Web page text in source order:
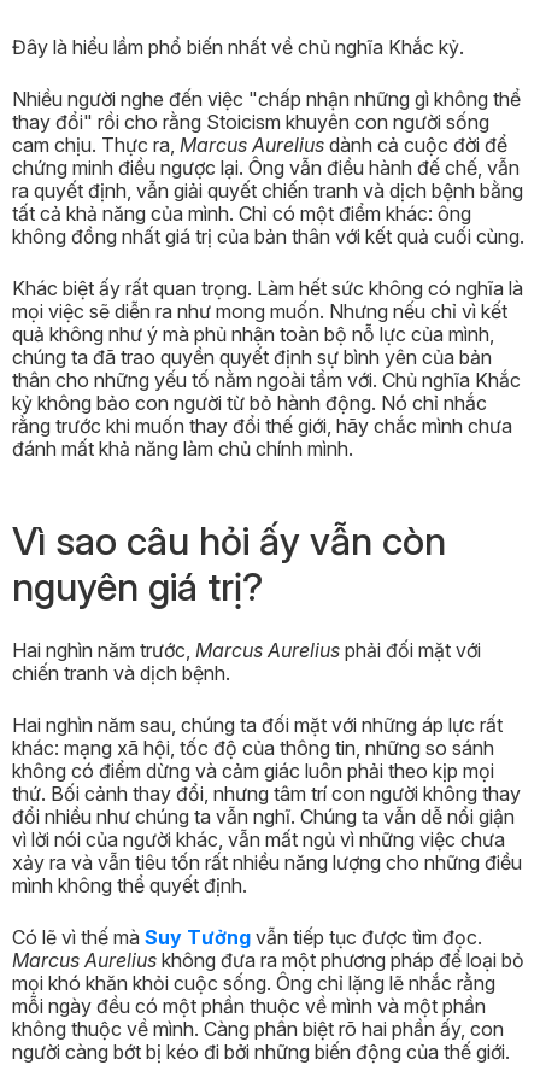
Đây là hiểu lầm phổ biến nhất về chủ nghĩa Khắc kỷ.
Nhiều người nghe đến việc "chấp nhận những gì không thể
thay đổi" rồi cho rằng Stoicism khuyên con người sống
cam chịu. Thực ra, Marcus Aurelius dành cả cuộc đời để
chứng minh điều ngược lại. Ông vẫn điều hành đế chế, vẫn
ra quyết định, vẫn giải quyết chiến tranh và dịch bệnh bằng
tất cả khả năng của mình. Chỉ có một điểm khác: ông
không đồng nhất giá trị của bản thân với kết quả cuối cùng.
Khác biệt ấy rất quan trọng. Làm hết sức không có nghĩa là
mọi việc sẽ diễn ra như mong muốn. Nhưng nếu chỉ vì kết
quả không như ý mà phủ nhận toàn bộ nỗ lực của mình,
chúng ta đã trao quyền quyết định sự bình yên của bản
thân cho những yếu tố nằm ngoài tầm với. Chủ nghĩa Khắc
kỷ không bảo con người từ bỏ hành động. Nó chỉ nhắc
rằng trước khi muốn thay đổi thế giới, hãy chắc mình chưa
đánh mất khả năng làm chủ chính mình.
Vì sao câu hỏi ấy vẫn còn
nguyên giá trị?
Hai nghìn năm trước, Marcus Aurelius phải đối mặt với
chiến tranh và dịch bệnh.
Hai nghìn năm sau, chúng ta đối mặt với những áp lực rất
khác: mạng xã hội, tốc độ của thông tin, những so sánh
không có điểm dừng và cảm giác luôn phải theo kịp mọi
thứ. Bối cảnh thay đổi, nhưng tâm trí con người không thay
đổi nhiều như chúng ta vẫn nghĩ. Chúng ta vẫn dễ nổi giận
vì lời nói của người khác, vẫn mất ngủ vì những việc chưa
xảy ra và vẫn tiêu tốn rất nhiều năng lượng cho những điều
mình không thể quyết định.
Có lẽ vì thế mà Suy Tưởng vẫn tiếp tục được tìm đọc.
Marcus Aurelius không đưa ra một phương pháp để loại bỏ
mọi khó khăn khỏi cuộc sống. Ông chỉ lặng lẽ nhắc rằng
mỗi ngày đều có một phần thuộc về mình và một phần
không thuộc về mình. Càng phân biệt rõ hai phần ấy, con
người càng bớt bị kéo đi bởi những biến động của thế giới.